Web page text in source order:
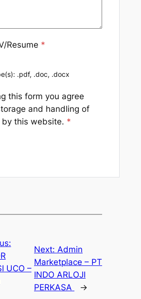
Resume *
.pdf, .doc, .docx
this form you agree
and handling of
this website. *
UCO –
Next: Admin
Marketplace – PT
INDO ARLOJI
PERKASA
→